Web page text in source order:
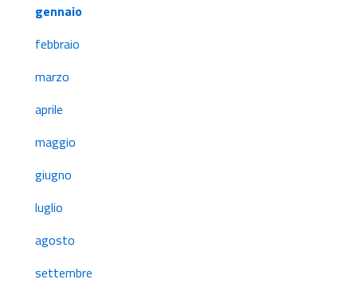
gennaio
febbraio
marzo
aprile
maggio
giugno
luglio
agosto
settembre